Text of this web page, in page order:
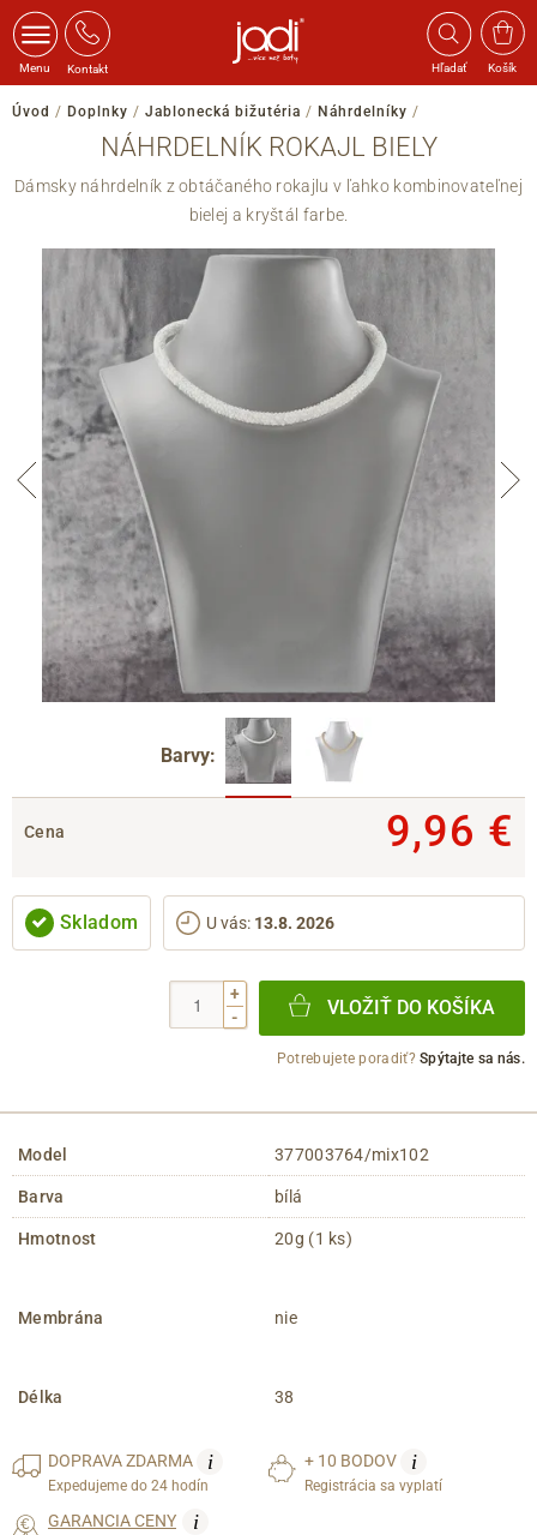
Menu Kontakt Hľadať Košík
Úvod / Doplnky / Jablonecká bižutéria / Náhrdelníky /
NÁHRDELNÍK ROKAJL BIELY
Dámsky náhrdelník z obtáčaného rokajlu v ľahko kombinovateľnej
bielej a kryštál farbe.
Barvy:
Cena 9,96 €
Skladom U vás: 13.8. 2026
+
-
VLOŽIŤ DO KOŠÍKA
Potrebujete poradiť?Spýtajte sa nás.
Model 377003764/mix102
Barva bílá
Hmotnost 20g (1 ks)
Membrána nie
Délka 38
DOPRAVAZDARMA i
Expedujeme do 24 hodín
+ 10 BODOV i
Registrácia sa vyplatí
GARANCIA CENY i